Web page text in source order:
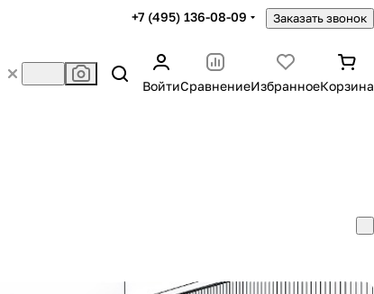
+7 (495) 136-08-09 Заказать звонок
ВойтиСравнениеИзбранноеКорзина